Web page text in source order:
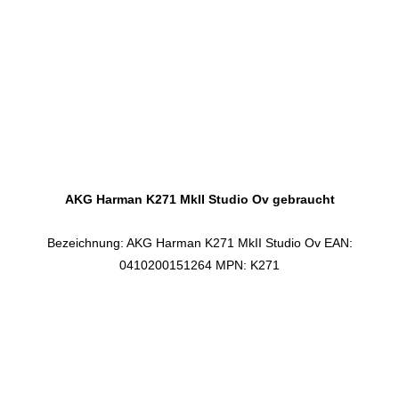
AKG Harman K271 MkII Studio Ov gebraucht
Bezeichnung: AKG Harman K271 MkII Studio Ov EAN:
0410200151264 MPN: K271